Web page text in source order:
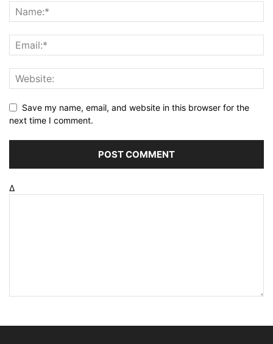
Save my name, email, and website in this browser for the
next time I comment.
Δ